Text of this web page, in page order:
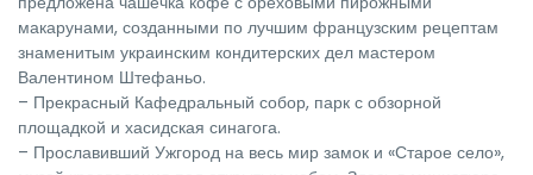
макарунами, созданными по лучшим французским рецептам
знаменитым украинским кондитерских дел мастером
Валентином Штефаньо.
– Прекрасный Кафедральный собор, парк с обзорной
площадкой и хасидская синагога.
– Прославивший Ужгород на весь мир замок и «Старое село»,